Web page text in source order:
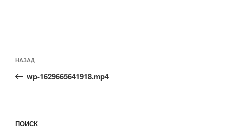
по
записям
Предыдущая
запись:
НАЗАД
wp-1629665641918.mp4
ПОИСК